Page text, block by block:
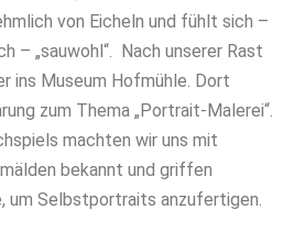
von Eicheln und fühlt sich –
– „sauwohl“. Nach unserer Rast
ins Museum Hofmühle. Dort
zum Thema „Portrait-Malerei“.
machten wir uns mit
bekannt und griffen
um Selbstportraits anzufertigen.